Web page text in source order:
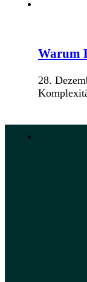
Warum
28.